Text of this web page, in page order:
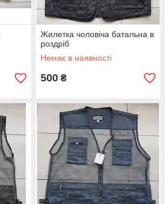
Жилетка чоловіча батальна в
роздріб
Немає в наявності
500 ₴